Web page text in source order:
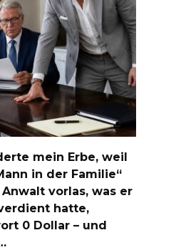
mein Erbe, weil
in der Familie“
vorlas, was er
hatte,
0 Dollar – und